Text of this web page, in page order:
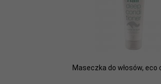
Maseczka do włosów,